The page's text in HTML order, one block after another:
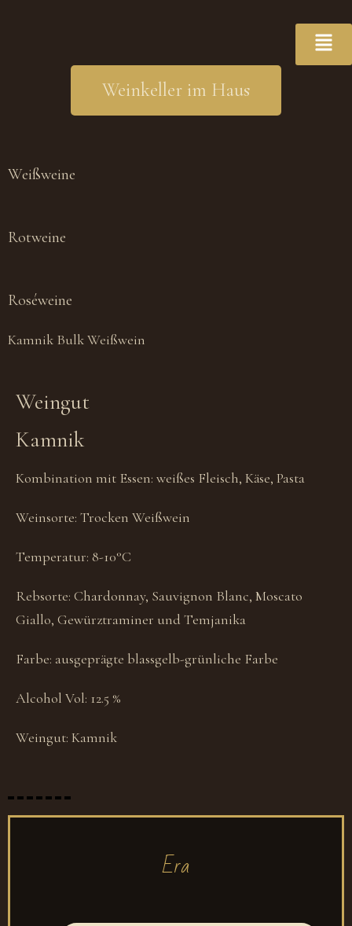
Weinkeller im Haus
Weißweine
Rotweine
Roséweine
Kamnik Bulk Weißwein
Weingut
Kamnik
Kombination mit Essen: weißes Fleisch, Käse, Pasta
Weinsorte: Trocken Weißwein
Temperatur: 8-10°C
Rebsorte: Chardonnay, Sauvignon Blanc, Moscato
Giallo, Gewürztraminer und Temjanika
Farbe: ausgeprägte blassgelb-grünliche Farbe
Alcohol Vol: 12.5 %
Weingut: Kamnik
Era